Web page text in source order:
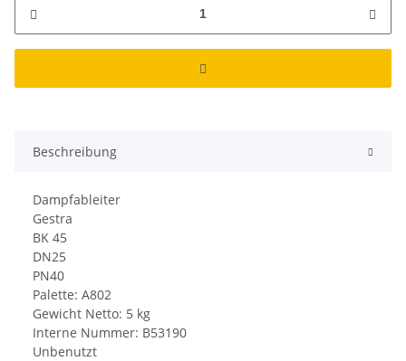
Beschreibung
Dampfableiter
Gestra
BK 45
DN25
PN40
Palette: A802
Gewicht Netto: 5 kg
Interne Nummer: B53190
Unbenutzt